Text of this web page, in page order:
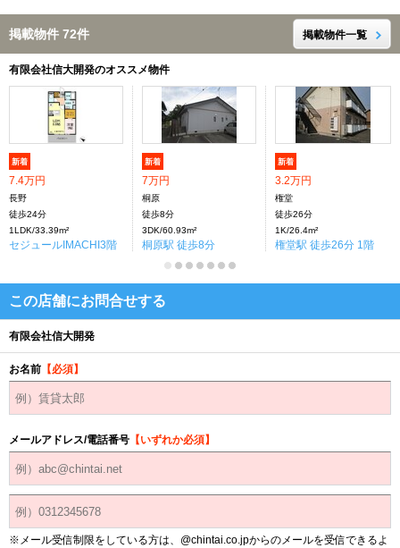
掲載物件 72件 掲載物件一覧
有限会社信大開発のオススメ物件
新着
7.4万円
長野
徒歩24分
1LDK/33.39m²
セジュールIMACHI3階
新着
7万円
桐原
徒歩8分
3DK/60.93m²
桐原駅 徒歩8分
新着
3.2万円
権堂
徒歩26分
1K/26.4m²
権堂駅 徒歩26分 1階
この店舗にお問合せする
有限会社信大開発
お名前 【必須】
メールアドレス/電話番号 【いずれか必須】
※メール受信制限をしている方は、@chintai.co.jpからのメールを受信できるよ